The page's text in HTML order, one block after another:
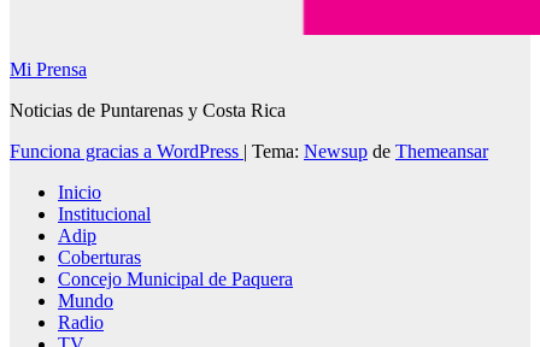
Mi Prensa
Noticias de Puntarenas y Costa Rica
Funciona gracias a WordPress | Tema: Newsup de Themeansar
Inicio
Institucional
Adip
Coberturas
Concejo Municipal de Paquera
Mundo
Radio